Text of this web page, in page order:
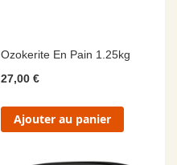
Ozokerite En Pain 1.25kg
27,00 €
Ajouter au panier